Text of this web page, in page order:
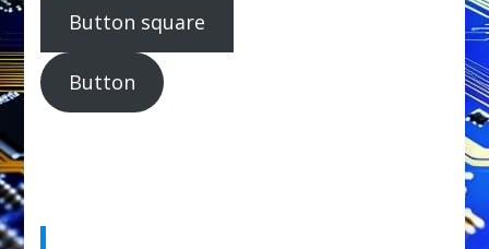
Button square
Button